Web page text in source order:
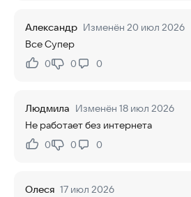
Александр Изменён 20 июл 2026
Все Супер
Нравится:
0Не нравится:
0 0
Людмила Изменён 18 июл 2026
Не работает без интернета
Нравится:
0Не нравится:
0 0
Олеся 17 июл 2026